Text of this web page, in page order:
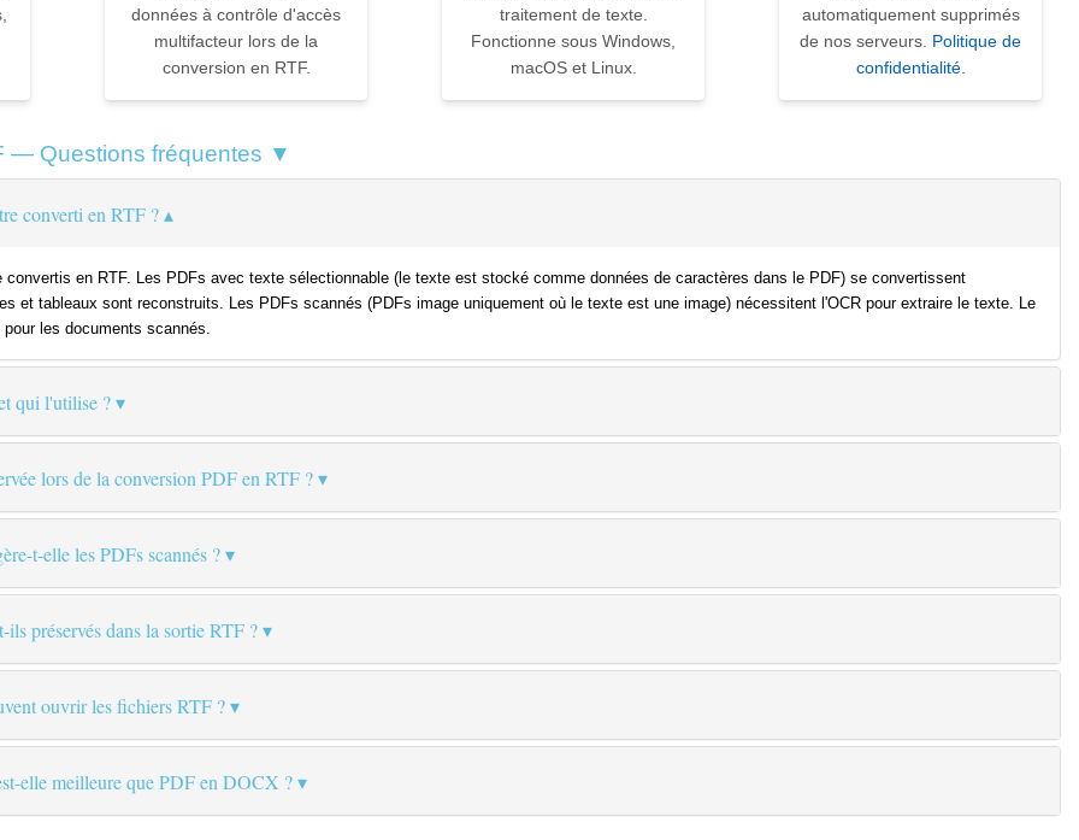
données à contrôle d'accès
multifacteur lors de la
conversion en RTF.
traitement de texte.
Fonctionne sous Windows,
macOS et Linux.
automatiquement supprimés
de nos serveurs. Politique de
confidentialité.
— Questions fréquentes ▼
converti en RTF ?
convertis en RTF. Les PDFs avec texte sélectionnable (le texte est stocké comme données de caractères dans le PDF) se convertissent
et tableaux sont reconstruits. Les PDFs scannés (PDFs image uniquement où le texte est une image) nécessitent l'OCR pour extraire le texte. Le
les documents scannés.
qui l'utilise ?
lors de la conversion PDF en RTF ?
t-elle les PDFs scannés ?
préservés dans la sortie RTF ?
ouvrir les fichiers RTF ?
elle meilleure que PDF en DOCX ?